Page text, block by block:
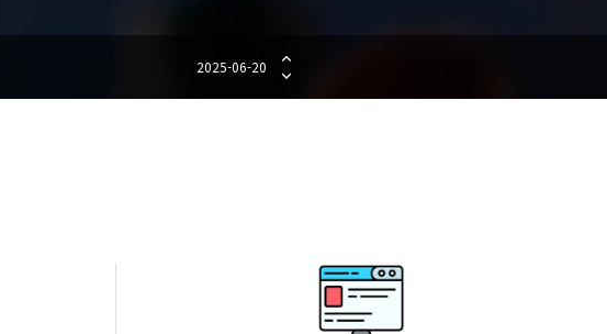
2025-06-20